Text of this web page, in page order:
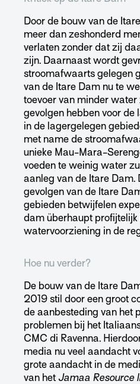
Door de bouw van de
meer dan zeshonderd
verlaten zonder dat zij
zijn. Daarnaast wordt
stroomafwaarts gelegen
van de Itare Dam nu te
toevoer van minder water
gevolgen hebben voor de
in de lagergelegen
met name de
unieke Mau-Mara-
voeden te weinig water
aanleg van de Itare Dam.
gevolgen van de Itare
gebieden betwijfelen
dam überhaupt profijtelijk
watervoorziening in de
Hoe nu verder?
De bouw van de Itare
2019 stil door een groot
de aanbesteding van het
problemen bij het
CMC di Ravenna.
media nu veel aandacht
grote aandacht in de
van het Jamaa Resource